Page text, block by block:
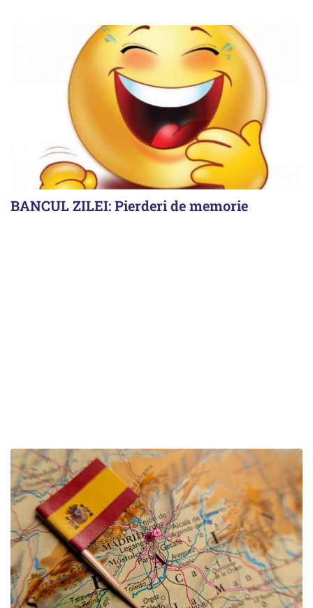
BANCUL ZILEI: Pierderi de memorie